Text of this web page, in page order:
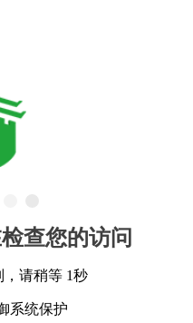
查您的访问
请稍等 1秒
系统保护